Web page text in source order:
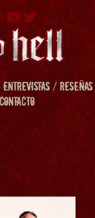
ENTREVISTAS/RESEÑAS
CONTACTO